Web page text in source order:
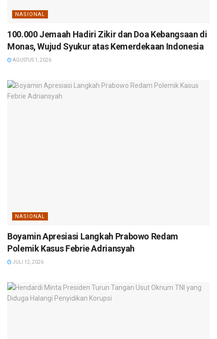
NASIONAL
100.000 Jemaah Hadiri Zikir dan Doa Kebangsaan di
Monas, Wujud Syukur atas Kemerdekaan Indonesia
AGUSTUS 1, 2026
NASIONAL
Boyamin Apresiasi Langkah Prabowo Redam
Polemik Kasus Febrie Adriansyah
JULI 12, 2026